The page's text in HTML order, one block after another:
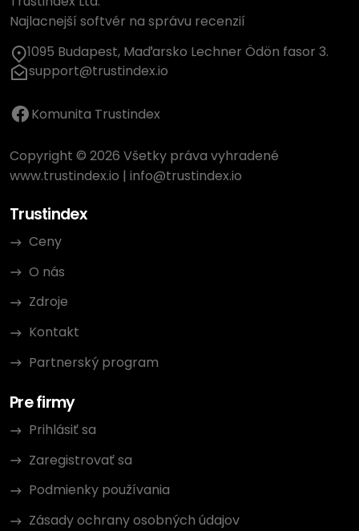
Najlacnejší softvér na správu recenzií
1095 Budapest, Maďarsko Lechner Ödön fasor 3.
support@trustindex.io
Komunita Trustindex
Copyright © 2026 Všetky práva vyhradené
www.trustindex.io | info@trustindex.io
Trustindex
Ceny
O nás
Zdroje
Kontakt
Partnerský program
Pre firmy
Prihlásiť sa
Zaregistrovať sa
Podmienky používania
Zásady ochrany osobných údajov